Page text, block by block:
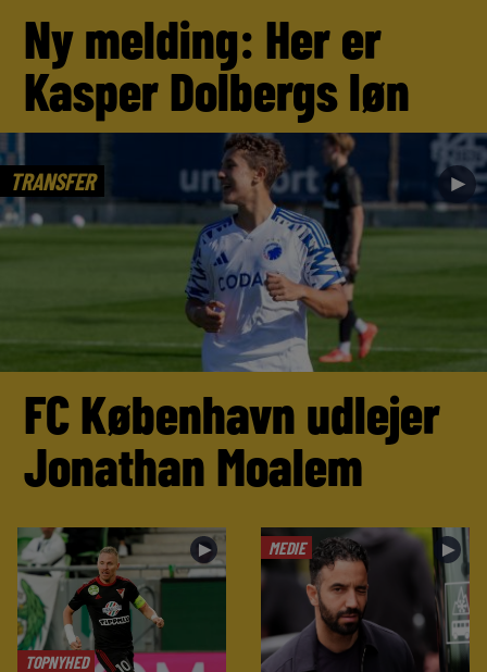
Ny melding: Her er
Kasper Dolbergs løn
TRANSFER ►
FC København udlejer
Jonathan Moalem
TOPNYHED
► MEDIE ►